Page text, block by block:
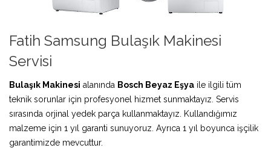
Fatih Samsung Bulaşık Makinesi
Servisi
Bulaşık Makinesi alanında Bosch Beyaz Eşya ile ilgili tüm
teknik sorunlar için profesyonel hizmet sunmaktayız. Servis
sırasında orjinal yedek parça kullanmaktayız. Kullandığımız
malzeme için 1 yıl garanti sunuyoruz. Ayrıca 1 yıl boyunca işçilik
garantimizde mevcuttur.